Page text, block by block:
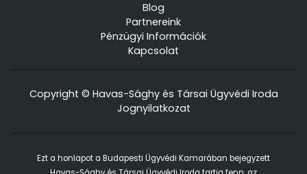
Blog
Partnereink
Pénzügyi Információk
Kapcsolat
Copyright © Havas-Sághy és Társai Ügyvédi Iroda
Jognyilatkozat
Ezt a honlapot a Budapesti Ügyvédi Kamarában bejegyzett